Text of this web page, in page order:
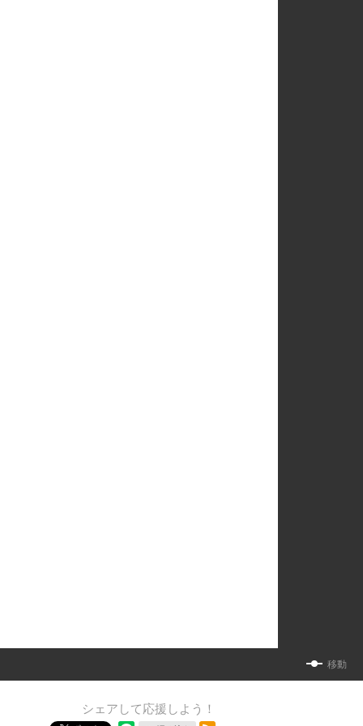
移動
シェアして応援しよう！